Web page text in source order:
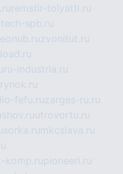
remstir-tolyatti.ru
spb.ru
zvonitut.ru
ru-industria.ru
fefu.ruzarges-ru.ru
utrovortu.ru
mkcslava.ru
komp.rupioneeri.ru